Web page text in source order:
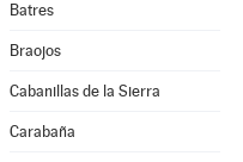
Batres
Braojos
Cabanillas de la Sierra
Carabaña